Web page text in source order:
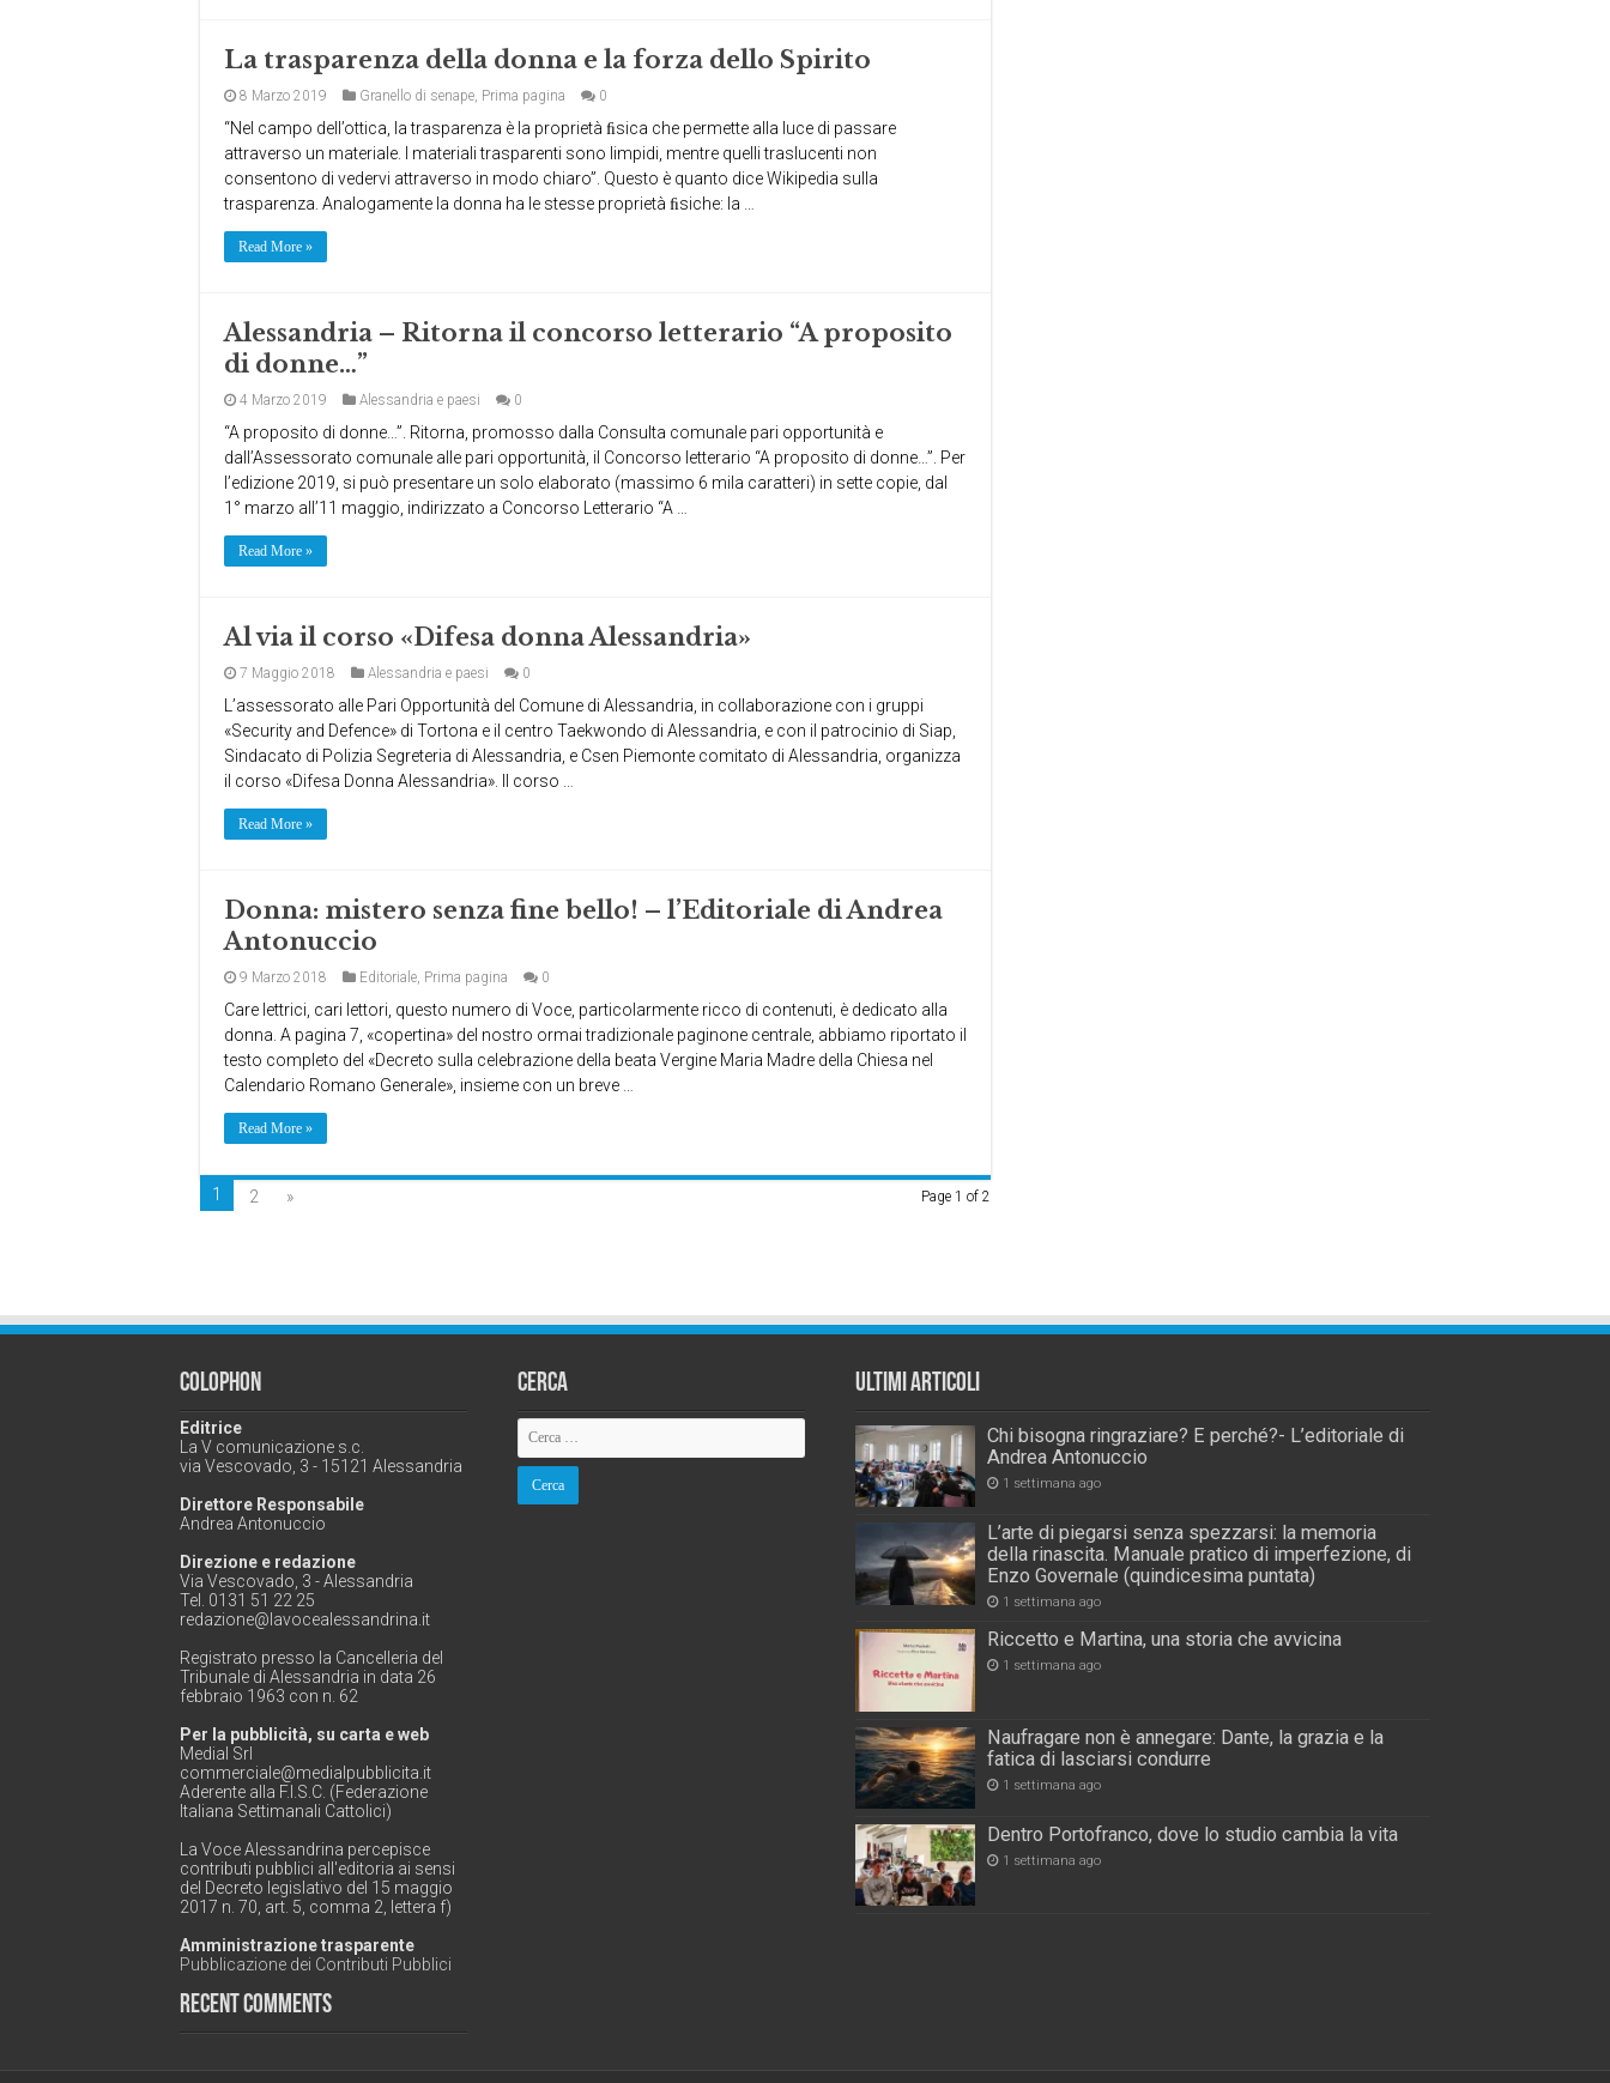
La trasparenza della donna e la forza dello Spirito
8 Marzo 2019 Granello di senape, Prima pagina 0
“Nel campo dell’ottica, la trasparenza è la proprietà ﬁsica che permette alla luce di passare
attraverso un materiale. I materiali trasparenti sono limpidi, mentre quelli traslucenti non
consentono di vedervi attraverso in modo chiaro”. Questo è quanto dice Wikipedia sulla
trasparenza. Analogamente la donna ha le stesse proprietà ﬁsiche: la …
Read More »
Alessandria – Ritorna il concorso letterario “A proposito
di donne…”
4 Marzo 2019 Alessandria e paesi 0
“A proposito di donne…”. Ritorna, promosso dalla Consulta comunale pari opportunità e
dall’Assessorato comunale alle pari opportunità, il Concorso letterario “A proposito di donne…”. Per
l’edizione 2019, si può presentare un solo elaborato (massimo 6 mila caratteri) in sette copie, dal
1° marzo all’11 maggio, indirizzato a Concorso Letterario “A …
Read More »
Al via il corso «Difesa donna Alessandria»
7 Maggio 2018 Alessandria e paesi 0
L’assessorato alle Pari Opportunità del Comune di Alessandria, in collaborazione con i gruppi
«Security and Defence» di Tortona e il centro Taekwondo di Alessandria, e con il patrocinio di Siap,
Sindacato di Polizia Segreteria di Alessandria, e Csen Piemonte comitato di Alessandria, organizza
il corso «Difesa Donna Alessandria». Il corso …
Read More »
Donna: mistero senza fine bello! – l’Editoriale di Andrea
Antonuccio
9 Marzo 2018 Editoriale, Prima pagina 0
Care lettrici, cari lettori, questo numero di Voce, particolarmente ricco di contenuti, è dedicato alla
donna. A pagina 7, «copertina» del nostro ormai tradizionale paginone centrale, abbiamo riportato il
testo completo del «Decreto sulla celebrazione della beata Vergine Maria Madre della Chiesa nel
Calendario Romano Generale», insieme con un breve …
Read More »
Page 1 of 2
1 2 »
Colophon
Editrice
La V comunicazione s.c.
via Vescovado, 3 - 15121 Alessandria
Direttore Responsabile
Andrea Antonuccio
Direzione e redazione
Via Vescovado, 3 - Alessandria
Tel. 0131 51 22 25
redazione@lavocealessandrina.it
Registrato presso la Cancelleria del
Tribunale di Alessandria in data 26
febbraio 1963 con n. 62
Per la pubblicità, su carta e web
Medial Srl
commerciale@medialpubblicita.it
Aderente alla F.I.S.C. (Federazione
Italiana Settimanali Cattolici)
La Voce Alessandrina percepisce
contributi pubblici all'editoria ai sensi
del Decreto legislativo del 15 maggio
2017 n. 70, art. 5, comma 2, lettera f)
Amministrazione trasparente
Pubblicazione dei Contributi Pubblici
Recent Comments
Cerca Ultimi Articoli
Chi bisogna ringraziare? E perché?- L’editoriale di
Andrea Antonuccio
1 settimana ago
L’arte di piegarsi senza spezzarsi: la memoria
della rinascita. Manuale pratico di imperfezione, di
Enzo Governale (quindicesima puntata)
1 settimana ago
Riccetto e Martina, una storia che avvicina
1 settimana ago
Naufragare non è annegare: Dante, la grazia e la
fatica di lasciarsi condurre
1 settimana ago
Dentro Portofranco, dove lo studio cambia la vita
1 settimana ago